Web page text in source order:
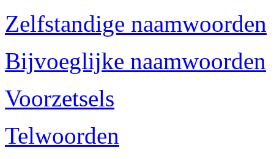
Zelfstandige naamwoorden
Bijvoeglijke naamwoorden
Voorzetsels
Telwoorden